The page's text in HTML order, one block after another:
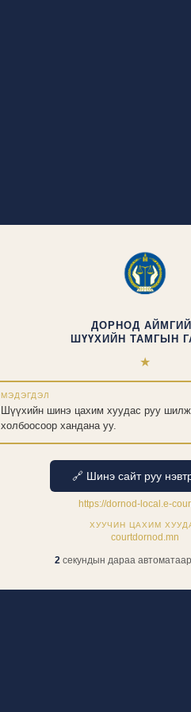
ДОРНОД
ШҮҮХИЙН ТАМГЫН
★
МЭДЭГДЭЛ
Шүүхийн шинэ цахим хуудас руу
холбоосоор хандана уу.
🔗 Шинэ сайт руу
https://dornod-local.e-
ХУУЧИН ЦАХИМ
courtdornod.mn
1 секундын дараа